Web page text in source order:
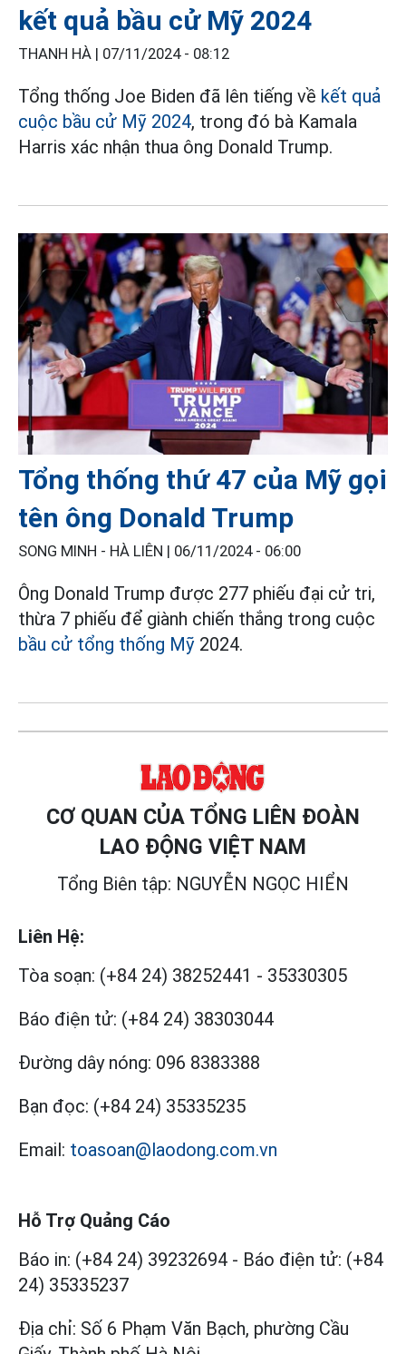
kết quả bầu cử Mỹ 2024
THANH HÀ | 07/11/2024 - 08:12
Tổng thống Joe Biden đã lên tiếng về kết quả
cuộc bầu cử Mỹ 2024, trong đó bà Kamala
Harris xác nhận thua ông Donald Trump.
Tổng thống thứ 47 của Mỹ gọi
tên ông Donald Trump
SONG MINH - HÀ LIÊN | 06/11/2024 - 06:00
Ông Donald Trump được 277 phiếu đại cử tri,
thừa 7 phiếu để giành chiến thắng trong cuộc
bầu cử tổng thống Mỹ 2024.
CƠ QUAN CỦA TỔNG LIÊN ĐOÀN
LAO ĐỘNG VIỆT NAM
Tổng Biên tập: NGUYỄN NGỌC HIỂN
Liên Hệ:
Tòa soạn: (+84 24) 38252441 - 35330305
Báo điện tử: (+84 24) 38303044
Đường dây nóng: 096 8383388
Bạn đọc: (+84 24) 35335235
Email: toasoan@laodong.com.vn
Hỗ Trợ Quảng Cáo
Báo in: (+84 24) 39232694 - Báo điện tử: (+84
24) 35335237
Địa chỉ: Số 6 Phạm Văn Bạch, phường Cầu